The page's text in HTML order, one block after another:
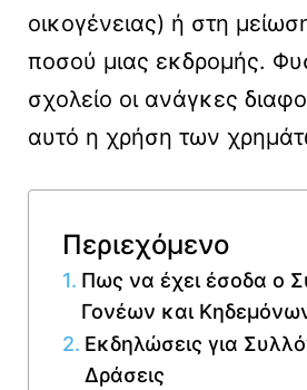
οικογένειας) ή στη
ποσού μιας εκδρομής.
σχολείο οι ανάγκες
αυτό η χρήση των
Περιεχόμενο
Πως να έχει έσοδα ο
Γονέων και
Εκδηλώσεις για
Δράσεις